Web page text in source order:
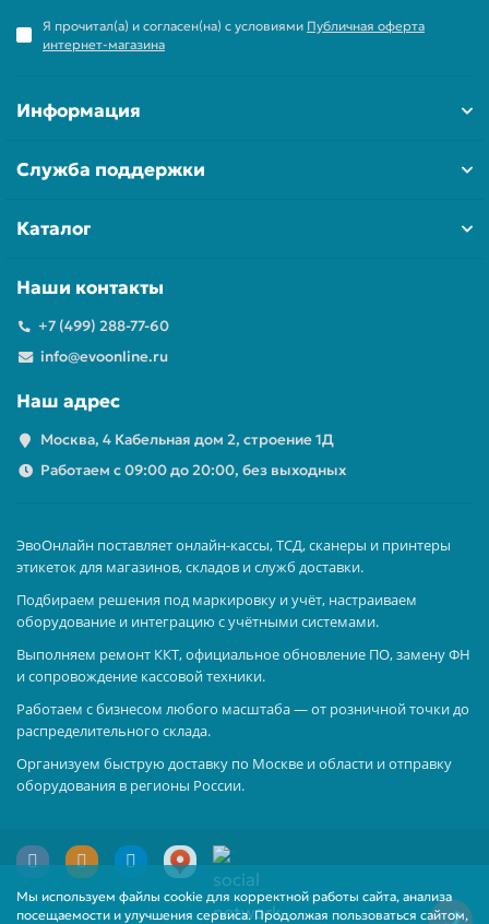
Мы используем файлы cookie для корректной работы сайта, анализа
посещаемости и улучшения сервиса. Продолжая пользоваться сайтом,
Я прочитал(а) и согласен(на) с условиями Публичная оферта
интернет-магазина
Информация
Служба поддержки
Каталог
Наши контакты
+7 (499) 288-77-60
info@evoonline.ru
Наш адрес
Москва, 4 Кабельная дом 2, строение 1Д
Работаем с 09:00 до 20:00, без выходных
ЭвоОнлайн поставляет онлайн-кассы, ТСД, сканеры и принтеры
этикеток для магазинов, складов и служб доставки.
Подбираем решения под маркировку и учёт, настраиваем
оборудование и интеграцию с учётными системами.
Выполняем ремонт ККТ, официальное обновление ПО, замену ФН
и сопровождение кассовой техники.
Работаем с бизнесом любого масштаба — от розничной точки до
распределительного склада.
Организуем быструю доставку по Москве и области и отправку
оборудования в регионы России.